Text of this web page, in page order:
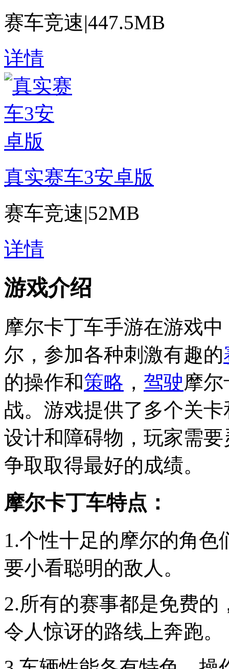
赛车竞速|447.5MB
详情
真实赛车3安卓版
赛车竞速|52MB
详情
游戏介绍
摩尔卡丁车手游在游戏
尔，参加各种刺激有趣的
的操作和策略 ， 驾驶摩
战。游戏提供了多个关
设计和障碍物，玩家需
争取取得最好的成绩。
摩尔卡丁车特点：
1.个性十足的摩尔的角
要小看聪明的敌人。
2.所有的赛事都是免费
令人惊讶的路线上奔跑。